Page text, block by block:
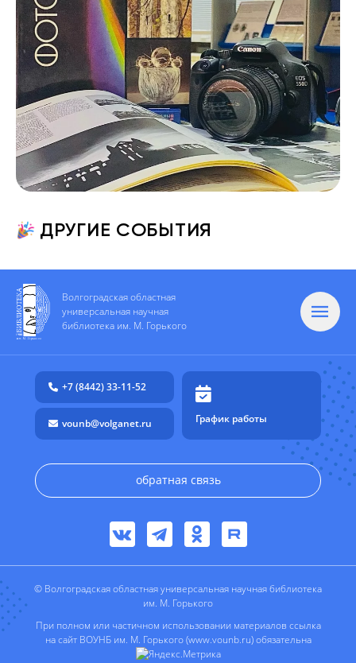
ДРУГИЕ СОБЫТИЯ
Волгоградская областная
универсальная научная
библиотека им. М. Горького
+7 (8442) 33-11-52
vounb@volganet.ru График работы
обратная связь
© Волгоградская областная универсальная научная библиотека
им. М. Горького
При полном или частичном использовании материалов ссылка
на сайт ВОУНБ им. М. Горького (www.vounb.ru) обязательна